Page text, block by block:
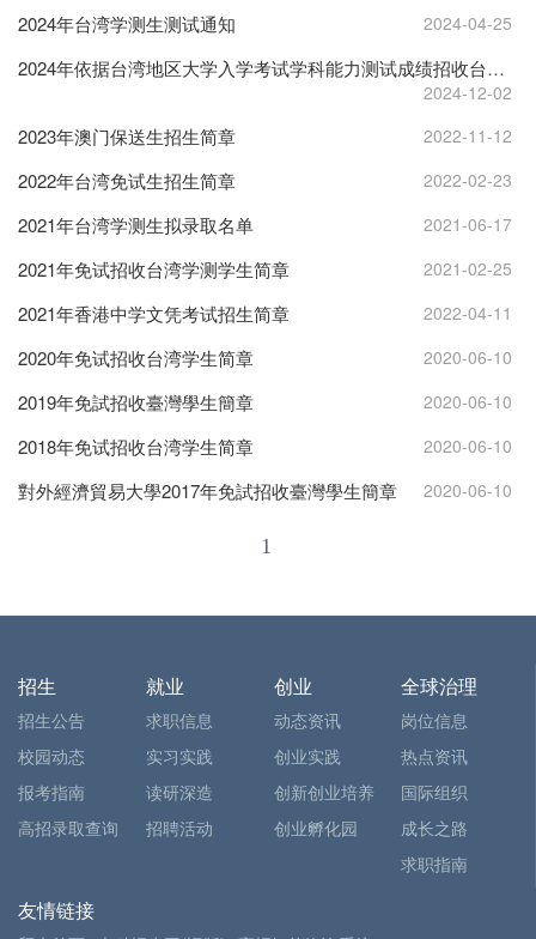
2024年台湾学测生测试通知 2024-04-25
2024年依据台湾地区大学入学考试学科能力测试成绩招收台湾高中毕业生简章
2024-12-02
2023年澳门保送生招生简章 2022-11-12
2022年台湾免试生招生简章 2022-02-23
2021年台湾学测生拟录取名单 2021-06-17
2021年免试招收台湾学测学生简章 2021-02-25
2021年香港中学文凭考试招生简章 2022-04-11
2020年免试招收台湾学生简章 2020-06-10
2019年免試招收臺灣學生簡章 2020-06-10
2018年免试招收台湾学生简章 2020-06-10
對外經濟貿易大學2017年免試招收臺灣學生簡章 2020-06-10
1
招生
招生公告
校园动态
报考指南
高招录取查询
就业
求职信息
实习实践
读研深造
招聘活动
创业
动态资讯
创业实践
创新创业培养
创业孵化园
全球治理
岗位信息
热点资讯
国际组织
成长之路
求职指南
友情链接